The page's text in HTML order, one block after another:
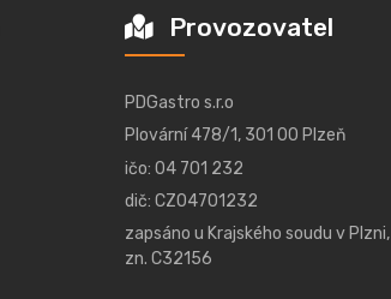
Provozovatel
PDGastro s.r.o
Plovární 478/1, 301 00 Plzeň
ičo: 04 701 232
dič: CZ04701232
zapsáno u Krajského soudu v Plzni,
zn. C32156